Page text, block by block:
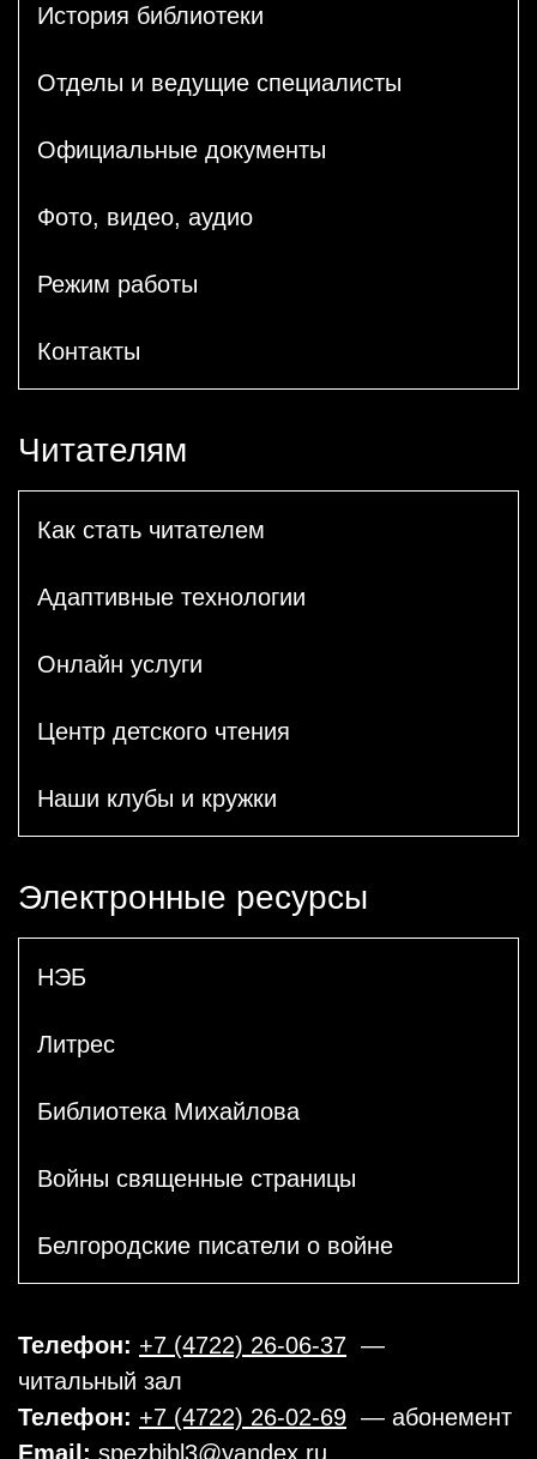
История библиотеки
Отделы и ведущие специалисты
Официальные документы
Фото, видео, аудио
Режим работы
Контакты
Читателям
Как стать читателем
Адаптивные технологии
Онлайн услуги
Центр детского чтения
Наши клубы и кружки
Электронные ресурсы
НЭБ
Литрес
Библиотека Михайлова
Войны священные страницы
Белгородские писатели о войне
Телефон: +7 (4722) 26-06-37 —
читальный зал
Телефон: +7 (4722) 26-02-69 — абонемент
Email: spezbibl3@yandex.ru